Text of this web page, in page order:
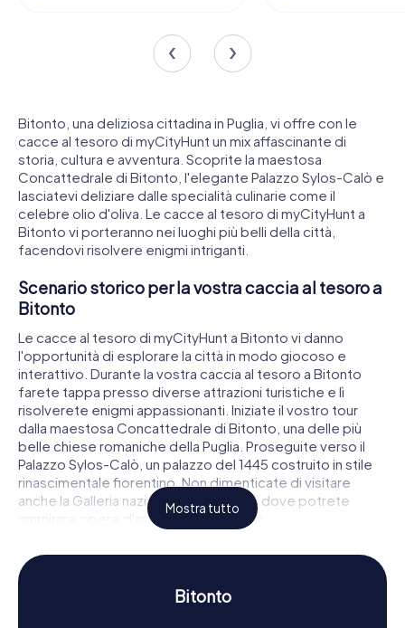
Bitonto, una deliziosa cittadina in Puglia, vi offre con le
cacce al tesoro di myCityHunt un mix affascinante di
storia, cultura e avventura. Scoprite la maestosa
Concattedrale di Bitonto, l'elegante Palazzo Sylos-Calò e
lasciatevi deliziare dalle specialità culinarie come il
celebre olio d'oliva. Le cacce al tesoro di myCityHunt a
Bitonto vi porteranno nei luoghi più belli della città,
facendovi risolvere enigmi intriganti.
Scenario storico per la vostra caccia al tesoro a
Bitonto
Le cacce al tesoro di myCityHunt a Bitonto vi danno
l'opportunità di esplorare la città in modo giocoso e
interattivo. Durante la vostra caccia al tesoro a Bitonto
farete tappa presso diverse attrazioni turistiche e lì
risolverete enigmi appassionanti. Iniziate il vostro tour
dalla maestosa Concattedrale di Bitonto, una delle più
belle chiese romaniche della Puglia. Proseguite verso il
Palazzo Sylos-Calò, un palazzo del 1445 costruito in stile
rinascimentale fiorentino. Non dimenticate di visitare
anche la Galleria nazionale della Puglia, dove potrete
ammirare opere d'arte di varie epoche.
Scoprire storia e cultura con una caccia al
tesoro a Bitonto
Durante le cacce al tesoro di myCityHunt a Bitonto,
Mostra tutto
Bitonto